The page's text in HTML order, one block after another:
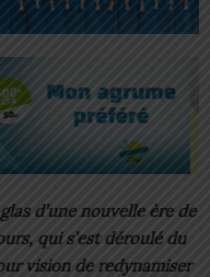
d’une nouvelle ère de
qui s’est déroulé du
vision de redynamiser